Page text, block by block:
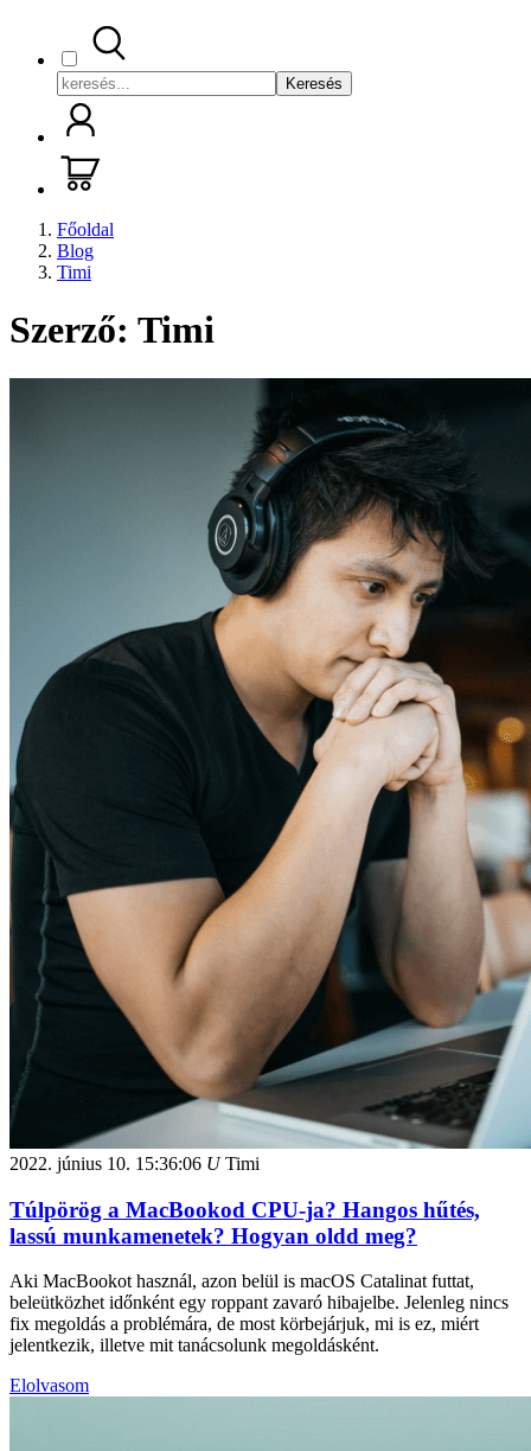
Keresés
Főoldal
Blog
Timi
Szerző: Timi
2022. június 10. 15:36:06 UTimi
Túlpörög a MacBookod CPU-ja? Hangos hűtés,
lassú munkamenetek? Hogyan oldd meg?
Aki MacBookot használ, azon belül is macOS Catalinat futtat,
beleütközhet időnként egy roppant zavaró hibajelbe. Jelenleg nincs
fix megoldás a problémára, de most körbejárjuk, mi is ez, miért
jelentkezik, illetve mit tanácsolunk megoldásként.
Elolvasom